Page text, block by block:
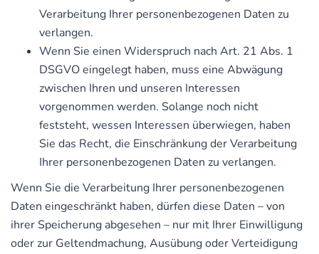
Verarbeitung Ihrer personenbezogenen Daten zu
verlangen.
Wenn Sie einen Widerspruch nach Art. 21 Abs. 1
DSGVO eingelegt haben, muss eine Abwägung
zwischen Ihren und unseren Interessen
vorgenommen werden. Solange noch nicht
feststeht, wessen Interessen überwiegen, haben
Sie das Recht, die Einschränkung der Verarbeitung
Ihrer personenbezogenen Daten zu verlangen.
Wenn Sie die Verarbeitung Ihrer personenbezogenen
Daten eingeschränkt haben, dürfen diese Daten – von
ihrer Speicherung abgesehen – nur mit Ihrer Einwilligung
oder zur Geltendmachung, Ausübung oder Verteidigung